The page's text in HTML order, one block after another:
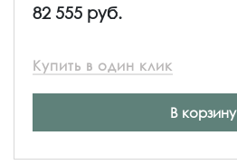
82 555 руб.
Купить в один клик
В корзину